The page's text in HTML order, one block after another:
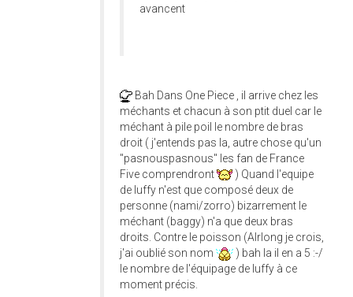
avancent
Bah Dans One Piece , il arrive chez les
méchants et chacun à son ptit duel car le
méchant à pile poil le nombre de bras
droit ( j'entends pas la, autre chose qu'un
"pasnouspasnous" les fan de France
Five comprendront
) Quand l'equipe
de luffy n'est que composé deux de
personne (nami/zorro) bizarrement le
méchant (baggy) n'a que deux bras
droits. Contre le poisson (Alrlong je crois,
j'ai oublié son nom
) bah la il en a 5 :-/
le nombre de l'équipage de luffy à ce
moment précis.